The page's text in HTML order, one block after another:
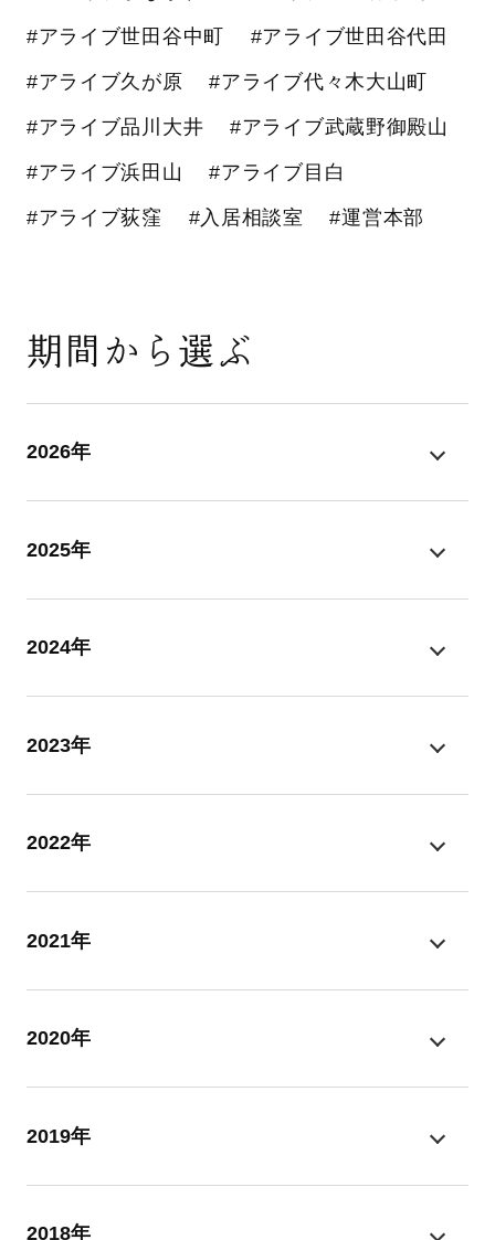
#アライブ世田谷中町 #アライブ世田谷代田
#アライブ久が原 #アライブ代々木大山町
#アライブ品川大井 #アライブ武蔵野御殿山
#アライブ浜田山 #アライブ目白
#アライブ荻窪 #入居相談室 #運営本部
期間から選ぶ
2026年
2025年
2024年
2023年
2022年
2021年
2020年
2019年
2018年